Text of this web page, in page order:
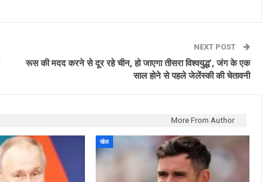
NEXT POST
रूस की मदद करने से दूर रहे चीन, हो जाएगा तीसरा विश्वयुद्ध’, जंग के एक
साल होने से पहले जेलेंस्की की चेतावनी
More From Author
खेल